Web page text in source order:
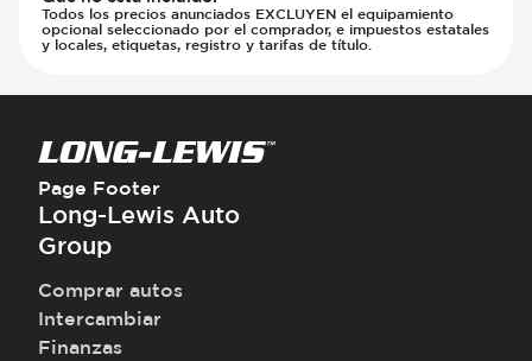
Todos los precios anunciados EXCLUYEN el equipamiento
opcional seleccionado por el comprador, e impuestos estatales
y locales, etiquetas, registro y tarifas de título.
Page Footer
Long-Lewis Auto
Group
Comprar autos
Intercambiar
Finanzas